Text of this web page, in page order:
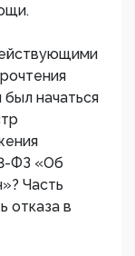
начаться
ФЗ «Об
Часть
отказа в